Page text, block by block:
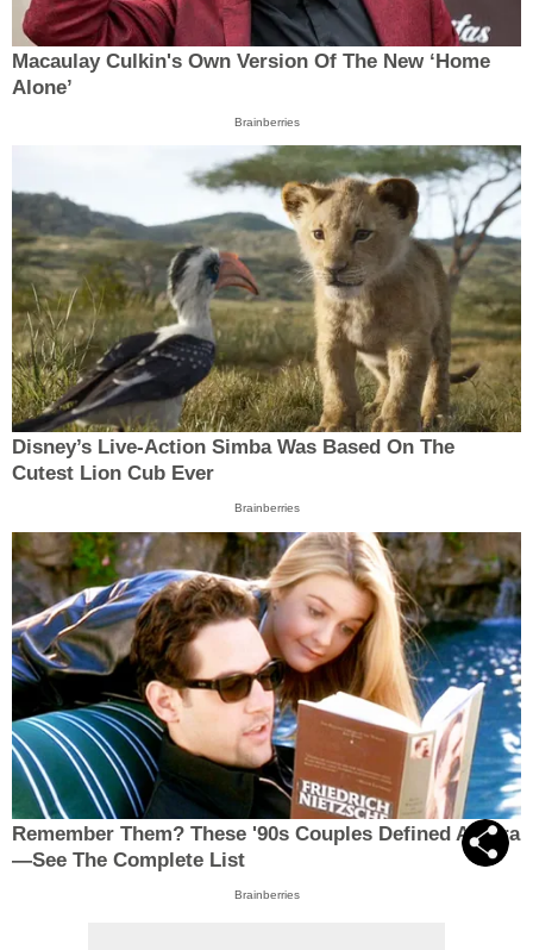
Macaulay Culkin's Own Version Of The New ‘Home
Alone’
Brainberries
Disney’s Live-Action Simba Was Based On The
Cutest Lion Cub Ever
Brainberries
Remember Them? These '90s Couples Defined An Era
—See The Complete List
Brainberries